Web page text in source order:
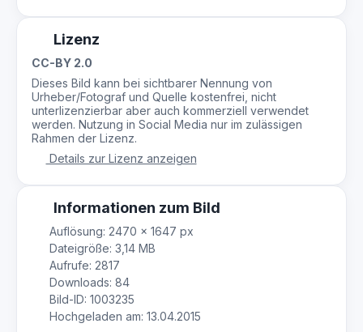
Lizenz
CC-BY 2.0
Dieses Bild kann bei sichtbarer Nennung von
Urheber/Fotograf und Quelle kostenfrei, nicht
unterlizenzierbar aber auch kommerziell verwendet
werden. Nutzung in Social Media nur im zulässigen
Rahmen der Lizenz.
Details zur Lizenz anzeigen
Informationen zum Bild
Auflösung: 2470 × 1647 px
Dateigröße: 3,14 MB
Aufrufe: 2817
Downloads: 84
Bild-ID: 1003235
Hochgeladen am: 13.04.2015